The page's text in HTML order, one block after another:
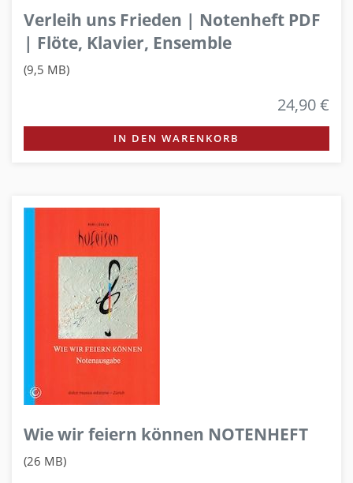
Verleih uns Frieden | Notenheft PDF
| Flöte, Klavier, Ensemble
(9,5 MB)
24,90 €
IN DEN WARENKORB
Wie wir feiern können NOTENHEFT
(26 MB)